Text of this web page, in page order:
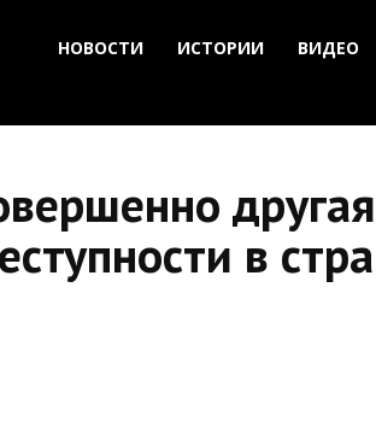
НОВОСТИ ИСТОРИИ ВИДЕО
в